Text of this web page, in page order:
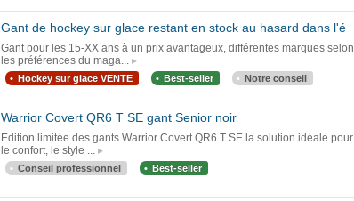
Gant de hockey sur glace restant en stock au hasard dans l'é
Gant pour les 15-XX ans à un prix avantageux, différentes marques selon
les préférences du maga...
Hockey sur glace VENTE Best-seller Notre conseil
Warrior Covert QR6 T SE gant Senior noir
Edition limitée des gants Warrior Covert QR6 T SE la solution idéale pour
le confort, le style ...
Conseil professionnel Best-seller